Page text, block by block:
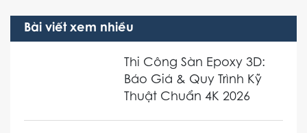
Bài viết xem nhiều
Thi Công Sàn Epoxy 3D:
Báo Giá & Quy Trình Kỹ
Thuật Chuẩn 4K 2026